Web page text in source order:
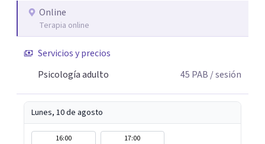
Online
Terapia online
Servicios y precios
Psicología adulto
45 PAB / sesión
Lunes, 10 de agosto
16:00 17:00